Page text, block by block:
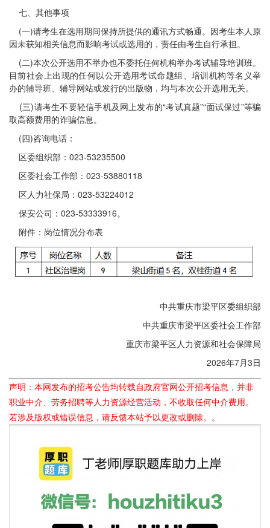
七、其他事项
(一)请考生在选用期间保持所提供的通讯方式畅通。因考生本人原
因未获知相关信息而影响考试或选用的，责任由考生自行承担。
(二)本次公开选用不举办也不委托任何机构举办考试辅导培训班。
目前社会上出现的任何以公开选用考试命题组、培训机构等名义举
办的辅导班、辅导网站或发行的出版物，均与本次公开选用无关。
(三)请考生不要轻信手机及网上发布的“考试真题”“面试保过”等骗
取高额费用的诈骗信息。
(四)咨询电话：
区委组织部：023-53235500
区委社会工作部：023-53880118
区人力社保局：023-53224012
保安公司：023-53333916。
附件：岗位情况分布表
中共重庆市梁平区委组织部
中共重庆市梁平区委社会工作部
重庆市梁平区人力资源和社会保障局
2026年7月3日
声明：本网发布的招考公告均转载自政府官网公开招考信息，并非
职业中介、劳务招聘等人力资源经营活动，不收取任何中介费用。
若涉及版权或错误信息，请反馈本站予以更改或删除。。